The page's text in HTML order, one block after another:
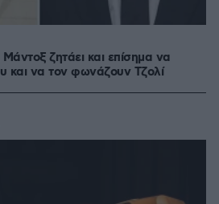
ζητάει και επίσημα να
και να τον φωνάζουν Τζολί